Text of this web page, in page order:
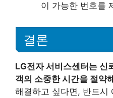
이 가능한 번호를
결론
LG전자 서비스센터는 신
객의 소중한 시간을 절약
해결하고 싶다면, 반드시